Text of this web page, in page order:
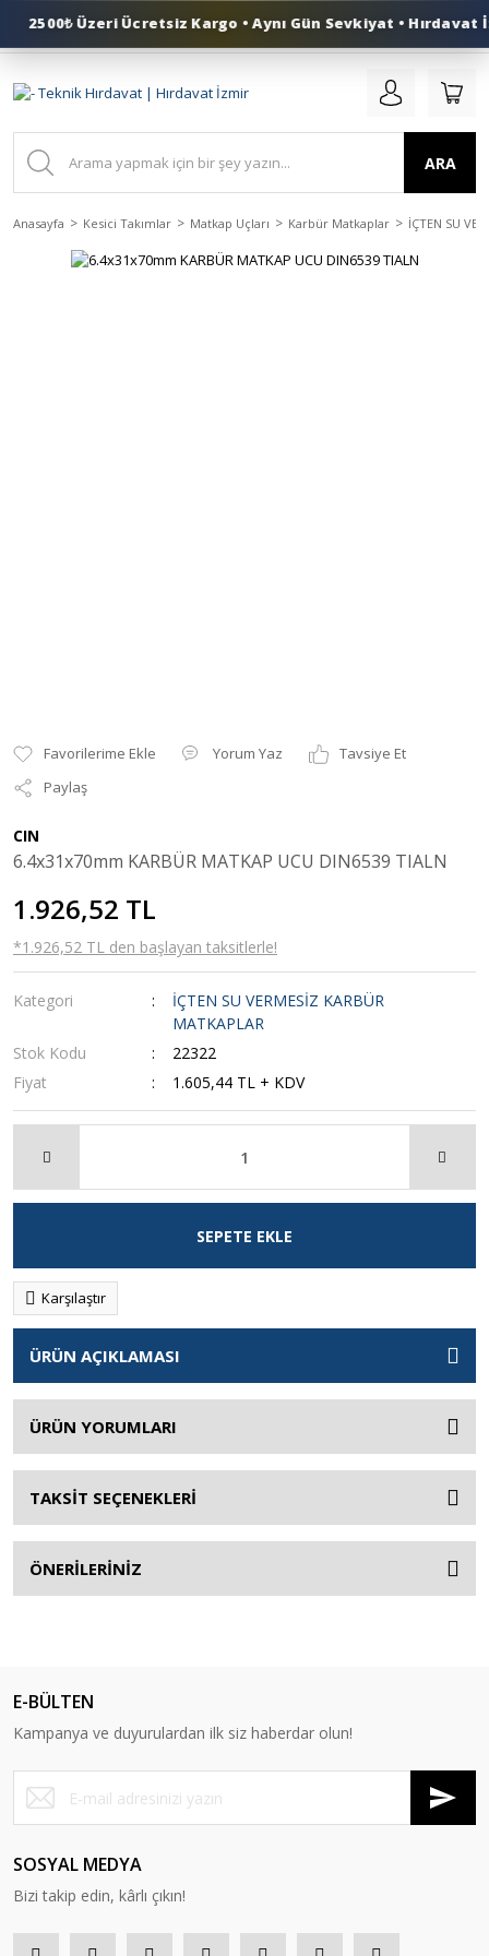
0 (553) 324 41 50
ARA
Anasayfa Kesici Takımlar Matkap Uçları Karbür Matkaplar İÇTEN SU
Yorum Yaz
Tavsiye Et
Paylaş
CIN
6.4x31x70mm KARBÜR MATKAP UCU DIN6539 TIALN
1.926,52 TL
*1.926,52 TL den başlayan taksitlerle!
Kategori
İÇTEN SU VERMESİZ KARBÜR
MATKAPLAR
Stok Kodu
22322
Fiyat
1.605,44 TL + KDV
SEPETE EKLE
Karşılaştır
ÜRÜN AÇIKLAMASI
ÜRÜN YORUMLARI
TAKSİT SEÇENEKLERİ
ÖNERİLERİNİZ
E-BÜLTEN
Kampanya ve duyurulardan ilk siz haberdar olun!
SOSYAL MEDYA
Bizi takip edin, kârlı çıkın!
2500₺ Üzeri Ücretsiz Kargo • Aynı Gün Sevkiyat • Hırdavat